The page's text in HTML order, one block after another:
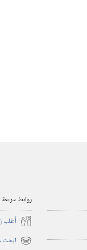
روابط سريعة
أُطلب
ابحث (يفتح